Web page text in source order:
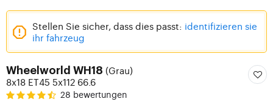
Stellen Sie sicher, dass dies passt: identifizieren sie
ihr fahrzeug
Wheelworld WH18 (Grau)
8x18 ET45 5x112 66.6
28 bewertungen